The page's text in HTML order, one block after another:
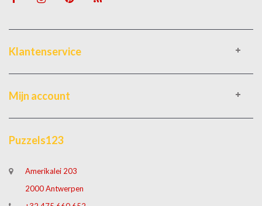
Klantenservice
Mijn account
Puzzels123
Amerikalei 203
2000 Antwerpen